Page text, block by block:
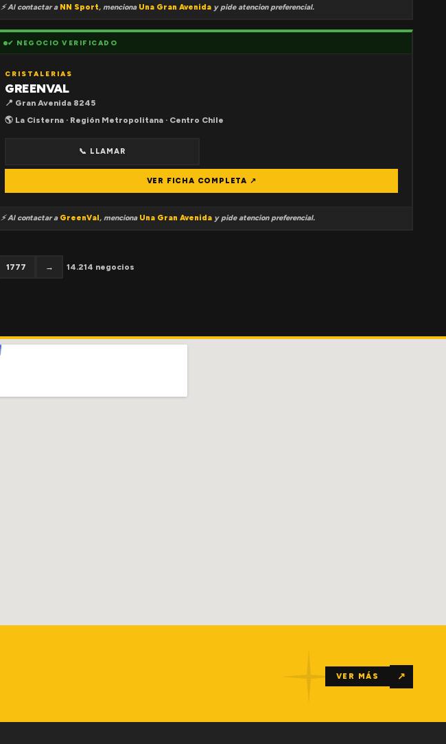
⚡ Al contactar a NN Sport, menciona Una Gran Avenida y pide atencion preferencial.
✔ NEGOCIO VERIFICADO
CRISTALERIAS
GREENVAL
📍 Gran Avenida 8245
🌎 La Cisterna · Región Metropolitana · Centro Chile
📞 LLAMAR
VER FICHA COMPLETA ↗
⚡ Al contactar a GreenVal, menciona Una Gran Avenida y pide atencion preferencial.
1777 → 14.214 negocios
VER MÁS ↗